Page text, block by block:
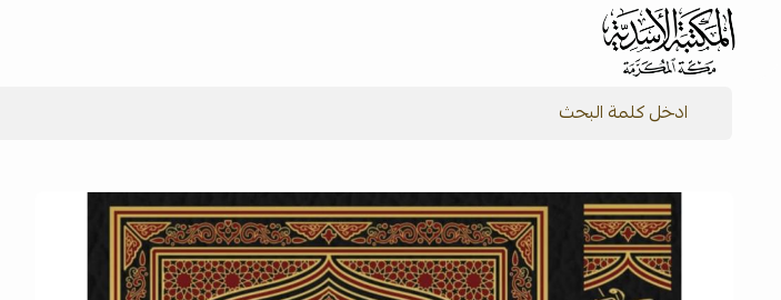
شركة المكتبة الأسدية للنشر والتوزيع